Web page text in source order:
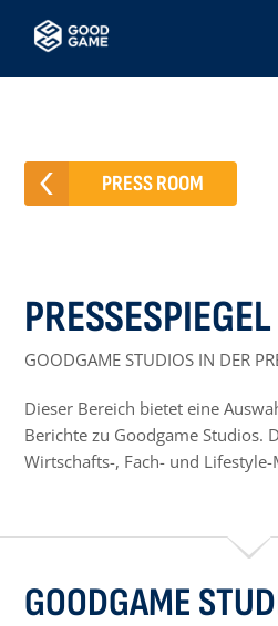
PRESS ROOM
PRESSESPIEGEL
GOODGAME STUDIOS IN DER
Dieser Bereich bietet eine
Berichte zu Goodgame Studios.
Wirtschafts-, Fach- und Lifestyle-
GOODGAME